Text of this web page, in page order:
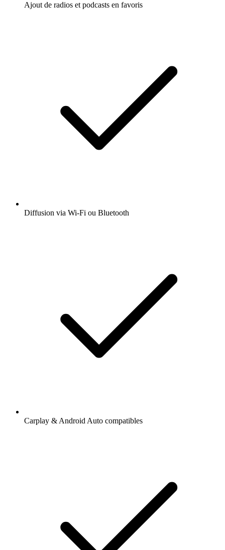
Ajout de radios et podcasts en favoris
Diffusion via Wi-Fi ou Bluetooth
Carplay & Android Auto compatibles